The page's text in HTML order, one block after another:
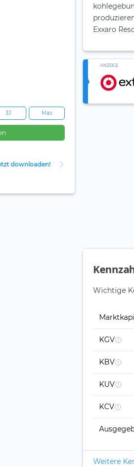
3J Max
downloaden!
Exxaro
ANZEIGE
Wichtige
KGV
KBV
KUV
KCV
Weitere